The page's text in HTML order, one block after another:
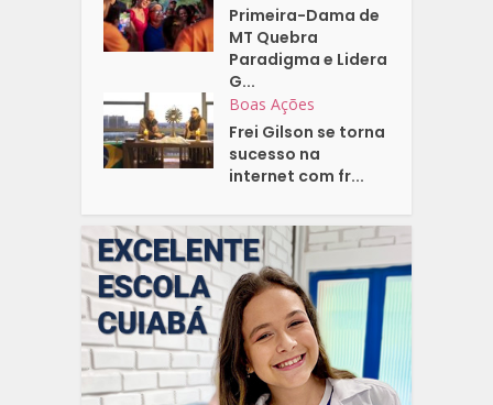
Primeira-Dama de
MT Quebra
Paradigma e Lidera
G...
Boas Ações
Frei Gilson se torna
sucesso na
internet com fr...